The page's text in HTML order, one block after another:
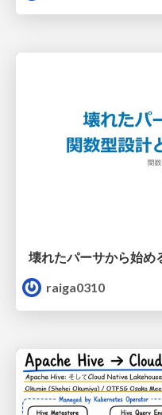
raiga0310